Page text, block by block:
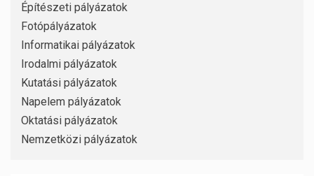
Építészeti pályázatok
Fotópályázatok
Informatikai pályázatok
Irodalmi pályázatok
Kutatási pályázatok
Napelem pályázatok
Oktatási pályázatok
Nemzetközi pályázatok